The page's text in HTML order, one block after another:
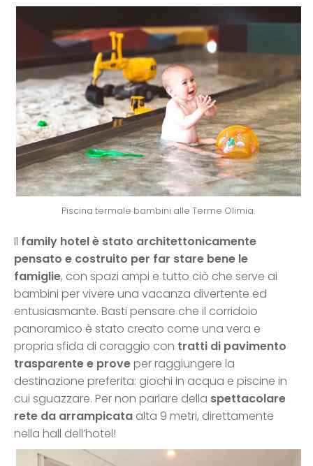
Piscina termale bambini alle Terme Olimia.
Il family hotel è stato architettonicamente
pensato e costruito per far stare bene le
famiglie, con spazi ampi e tutto ciò che serve ai
bambini per vivere una vacanza divertente ed
entusiasmante. Basti pensare che il corridoio
panoramico è stato creato come una vera e
propria sfida di coraggio con tratti di pavimento
trasparente e proveper raggiungere la
destinazione preferita: giochi in acqua e piscine in
cui sguazzare. Per non parlare della spettacolare
rete da arrampicata alta 9 metri, direttamente
nella hall dell’hotel!